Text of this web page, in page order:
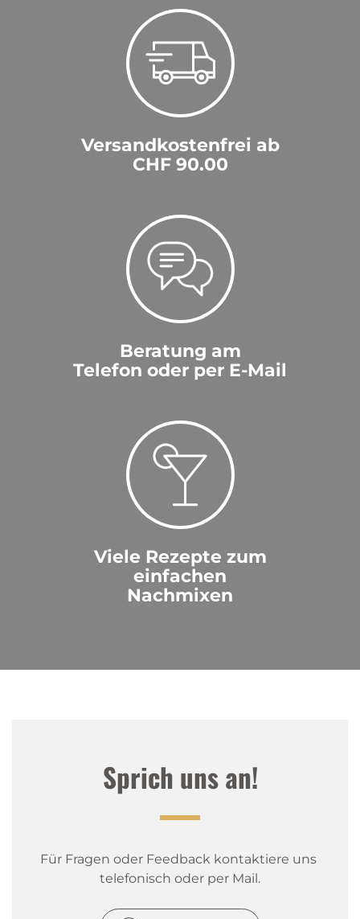
Versandkostenfrei ab
CHF 90.00
Beratung am
Telefon oder per E-Mail
Viele Rezepte zum
einfachen
Nachmixen
Sprich uns an!
Für Fragen oder Feedback kontaktiere uns
telefonisch oder per Mail.